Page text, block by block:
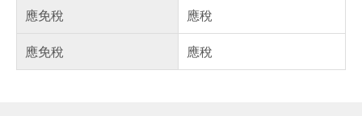
應免稅
應稅
應免稅
應稅